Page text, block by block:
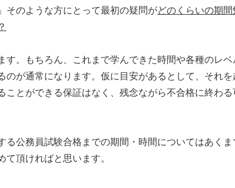
そのような方にとって最初の疑問がどのくらいの期
す。もちろん、これまで学んできた時間や各種のレベ
のが通常になります。仮に目安があるとして、それを
ことができる保証はなく、残念ながら不合格に終わ
る公務員試験合格までの期間・時間についてはあくま
て頂ければと思います。